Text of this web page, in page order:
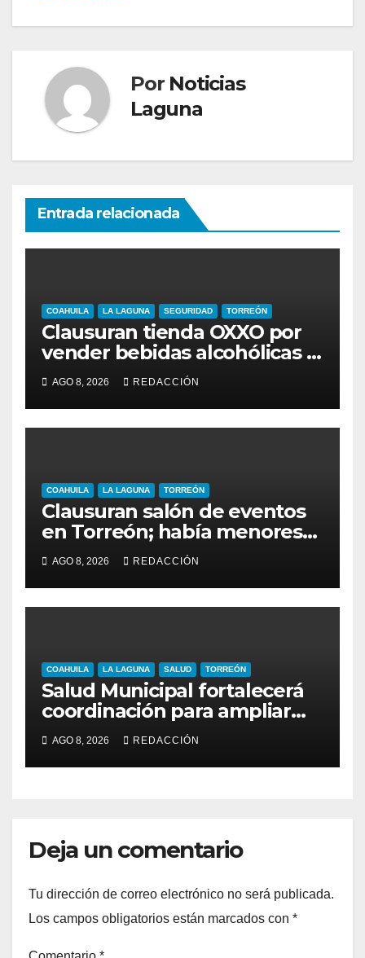
Por Noticias
Laguna
Entrada relacionada
COAHUILA LA LAGUNA SEGURIDAD TORREÓN
Clausuran tienda OXXO por
vender bebidas alcohólicas a
menores de edad
AGO 8, 2026 REDACCIÓN
COAHUILA LA LAGUNA TORREÓN
Clausuran salón de eventos
en Torreón; había menores
alcoholizados durante
inspección
AGO 8, 2026 REDACCIÓN
COAHUILA LA LAGUNA SALUD TORREÓN
Salud Municipal fortalecerá
coordinación para ampliar
programas en Torreón
AGO 8, 2026 REDACCIÓN
Deja un comentario
Tu dirección de correo electrónico no será publicada.
Los campos obligatorios están marcados con *